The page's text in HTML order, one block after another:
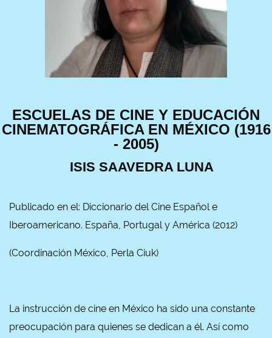
ESCUELAS DE CINE Y EDUCACIÓN
CINEMATOGRÁFICA EN MÉXICO (1916
- 2005)
ISIS SAAVEDRA LUNA
Publicado en el: Diccionario del Cine Español e
Iberoamericano. España, Portugal y América (2012)
(Coordinación México, Perla Ciuk)
La instrucción de cine en México ha sido una constante
preocupación para quienes se dedican a él. Así como